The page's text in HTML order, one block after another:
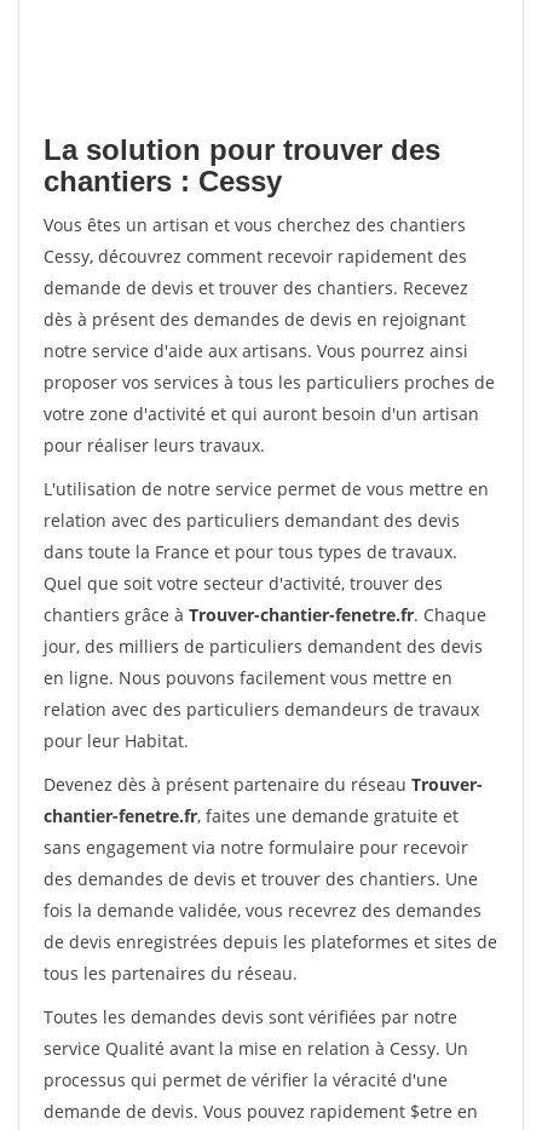
La solution pour trouver des
chantiers : Cessy
Vous êtes un artisan et vous cherchez des chantiers
Cessy, découvrez comment recevoir rapidement des
demande de devis et trouver des chantiers. Recevez
dès à présent des demandes de devis en rejoignant
notre service d'aide aux artisans. Vous pourrez ainsi
proposer vos services à tous les particuliers proches de
votre zone d'activité et qui auront besoin d'un artisan
pour réaliser leurs travaux.
L'utilisation de notre service permet de vous mettre en
relation avec des particuliers demandant des devis
dans toute la France et pour tous types de travaux.
Quel que soit votre secteur d'activité, trouver des
chantiers grâce à Trouver-chantier-fenetre.fr. Chaque
jour, des milliers de particuliers demandent des devis
en ligne. Nous pouvons facilement vous mettre en
relation avec des particuliers demandeurs de travaux
pour leur Habitat.
Devenez dès à présent partenaire du réseau Trouver-
chantier-fenetre.fr, faites une demande gratuite et
sans engagement via notre formulaire pour recevoir
des demandes de devis et trouver des chantiers. Une
fois la demande validée, vous recevrez des demandes
de devis enregistrées depuis les plateformes et sites de
tous les partenaires du réseau.
Toutes les demandes devis sont vérifiées par notre
service Qualité avant la mise en relation à Cessy. Un
processus qui permet de vérifier la véracité d'une
demande de devis. Vous pouvez rapidement $etre en